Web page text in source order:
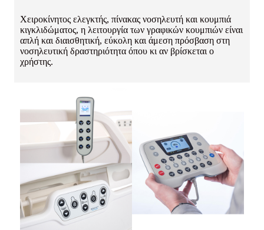
Χειροκίνητος ελεγκτής, πίνακας νοσηλευτή και κουμπιά
κιγκλιδώματος, η λειτουργία των γραφικών κουμπιών είναι
απλή και διαισθητική, εύκολη και άμεση πρόσβαση στη
νοσηλευτική δραστηριότητα όπου κι αν βρίσκεται ο
χρήστης.